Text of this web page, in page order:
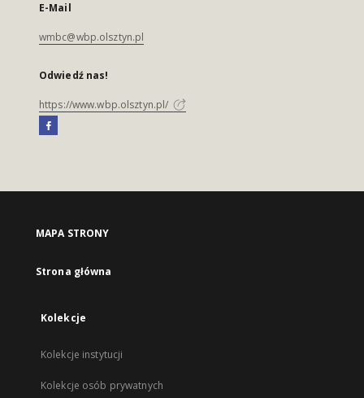
E-Mail
wmbc@wbp.olsztyn.pl
Odwiedź nas!
https://www.wbp.olsztyn.pl/
MAPA STRONY
Strona główna
Kolekcje
Kolekcje instytucji
Kolekcje osób prywatnych